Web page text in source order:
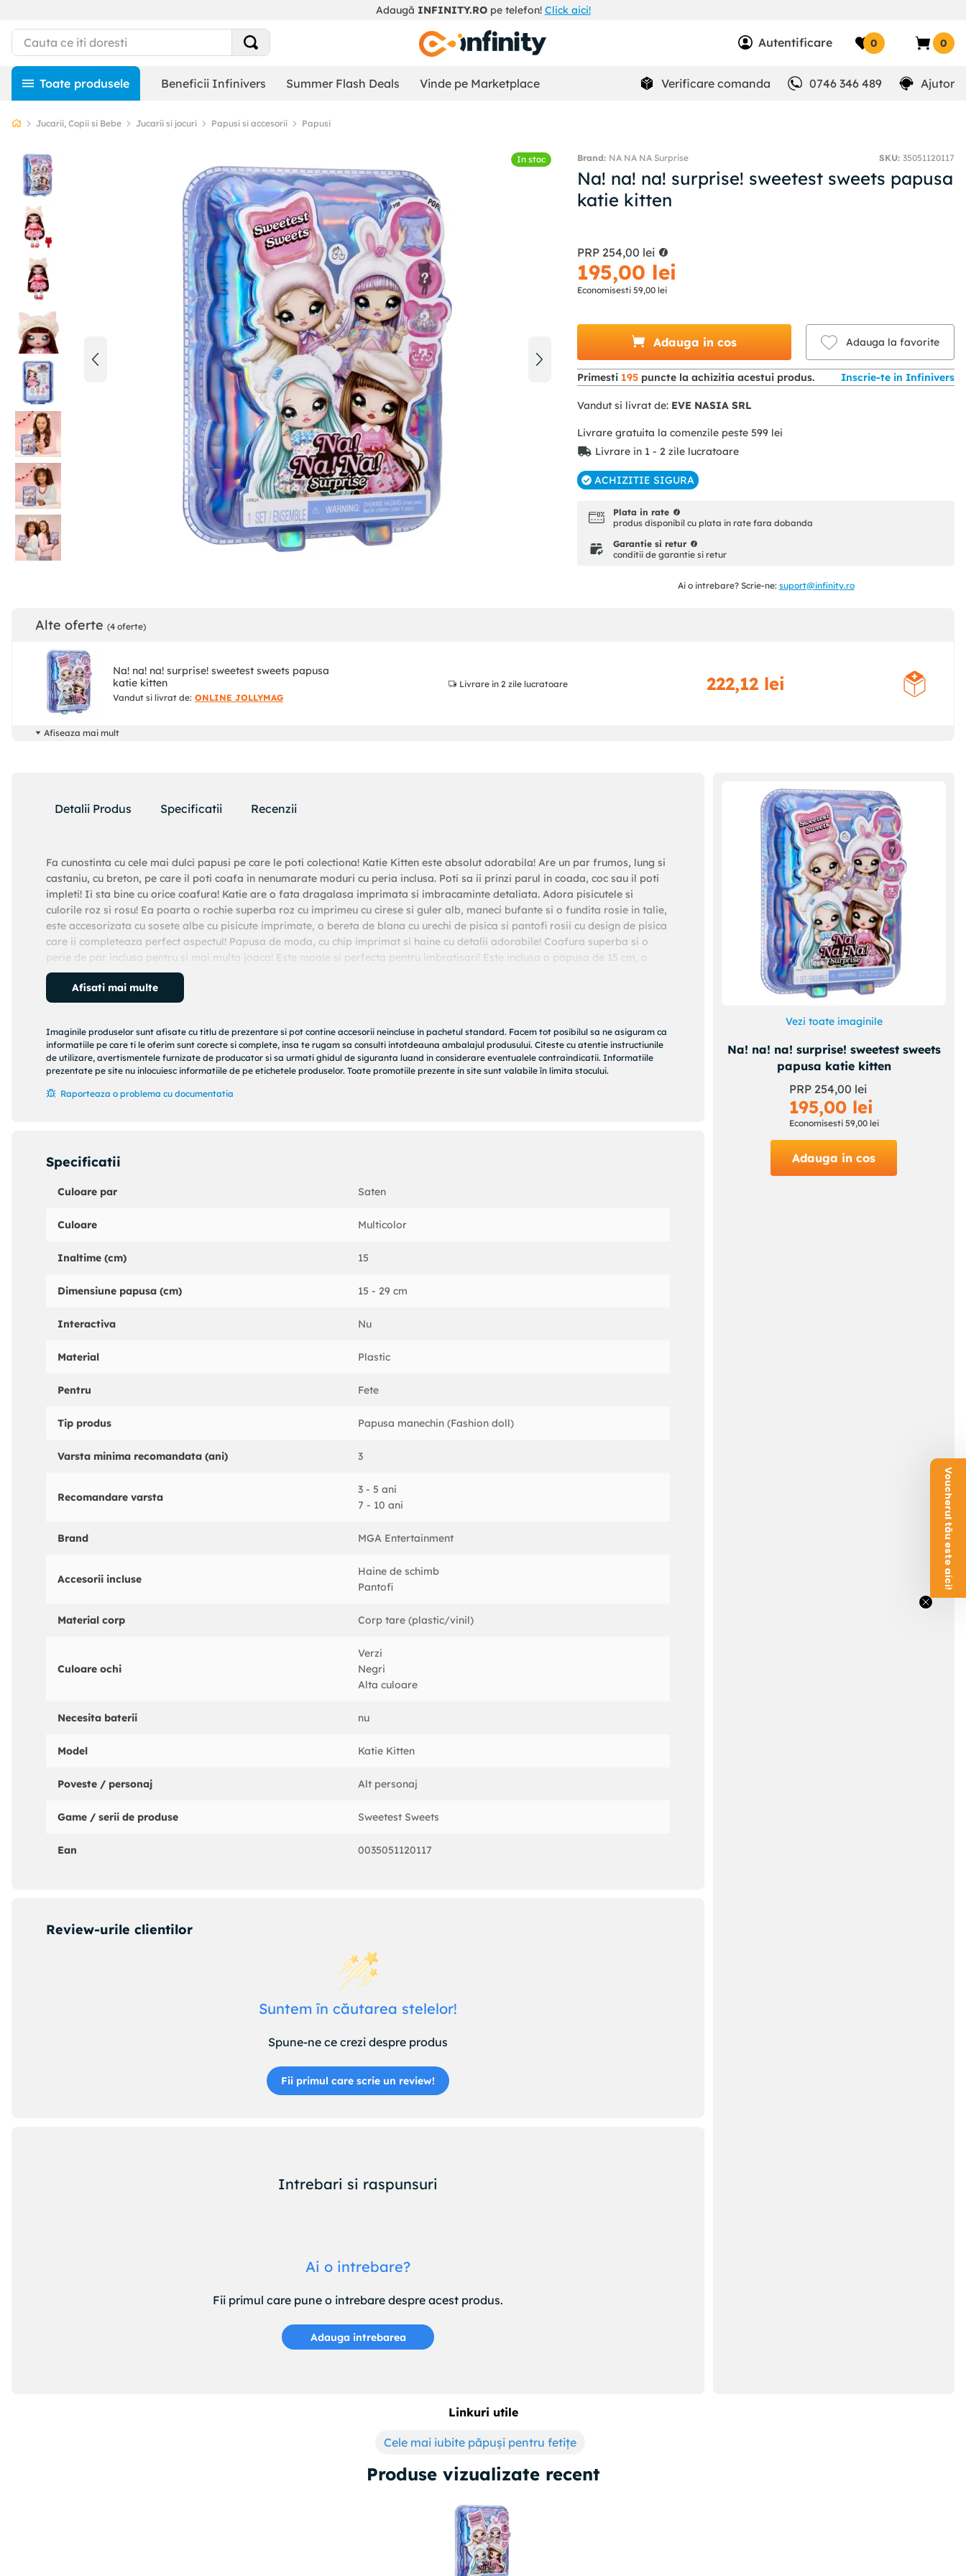
Adaugă INFINITY.ROpe telefon! Click aici!
Autentificare 0 0
Beneficii Infinivers Summer Flash Deals Vinde pe Marketplace Verificare comanda 0746 346 489 Ajutor
Jucarii, Copii si Bebe Jucarii si jocuri Papusi si accesorii Papusi
In stoc NA NA NA Surprise SKU: 35051120117
Na! na! na! surprise! sweetest sweets papusa
katie kitten
PRP 254,00 lei
195,00 lei
Economisesti59,00 lei
Adauga in cos Adauga la favorite
Primesti 195 puncte la achizitia acestui produs. Inscrie-te in Infinivers
Vandut si livrat de: EVE NASIA SRL
Livrare gratuita la comenzile peste 599 lei
Livrare in 1 - 2 zile lucratoare
ACHIZITIE SIGURA
Plata in rate
produs disponibil cu plata in rate fara dobanda
Garantie si retur
conditii de garantie si retur
Ai o intrebare? Scrie-ne: suport@infinity.ro
Alte oferte (4 oferte)
Na! na! na! surprise! sweetest sweets papusa
katie kitten
Vandut si livrat de: ONLINE JOLLYMAG
Livrare in 2 zile lucratoare 222,12 lei
Afiseaza mai mult
Detalii Produs Specificatii Recenzii
Fa cunostinta cu cele mai dulci papusi pe care le poti colectiona! Katie Kitten este absolut adorabila! Are un par frumos, lung si
castaniu, cu breton, pe care il poti coafa in nenumarate moduri cu peria inclusa. Poti sa ii prinzi parul in coada, coc sau il poti
impleti! Ii sta bine cu orice coafura! Katie are o fata dragalasa imprimata si imbracaminte detaliata. Adora pisicutele si
culorile roz si rosu! Ea poarta o rochie superba roz cu imprimeu cu cirese si guler alb, maneci bufante si o fundita rosie in talie,
este accesorizata cu sosete albe cu pisicute imprimate, o bereta de blana cu urechi de pisica si pantofi rosii cu design de pisica
care ii completeaza perfect aspectul! Papusa de moda, cu chip imprimat si haine cu detalii adorabile! Coafura superba si o
perie de par inclusa pentru si mai multa joaca! Este moale si perfecta pentru imbratisari! Este inclusa o papusa de 15 cm, o
tinuta completa inclusiv pantofi si o perie de par. Pentru si mai multa distractie, poti colectiona toate cele 4 papusi Sweetest
Sweets - Katie Kitten, Lily Llama, Brianna Bear si Bailey Bunny. Papusile Sweetest Sweets sunt cadoul perfect pentru copiii cu
varsta de peste 3 ani!
Afisati mai multe
Imaginile produselor sunt afisate cu titlu de prezentare si pot contine accesorii neincluse in pachetul standard. Facem tot posibilul sa ne asiguram ca
informatiile pe care ti le oferim sunt corecte si complete, insa te rugam sa consulti intotdeauna ambalajul produsului. Citeste cu atentie instructiunile
de utilizare, avertismentele furnizate de producator si sa urmati ghidul de siguranta luand in considerare eventualele contraindicatii. Informatiile
prezentate pe site nu inlocuiesc informatiile de pe etichetele produselor. Toate promotiile prezente in site sunt valabile în limita stocului.
Raporteaza o problema cu documentatia
Specificatii
Culoare par Saten
Culoare Multicolor
Inaltime (cm) 15
Dimensiune papusa (cm) 15 - 29 cm
Interactiva Nu
Material Plastic
Pentru Fete
Tip produs Papusa manechin (Fashion doll)
Varsta minima recomandata (ani) 3
Recomandare varsta
3 - 5 ani
7 - 10 ani
Brand MGA Entertainment
Accesorii incluse
Haine de schimb
Pantofi
Material corp Corp tare (plastic/vinil)
Culoare ochi
Verzi
Negri
Alta culoare
Necesita baterii nu
Model Katie Kitten
Poveste / personaj Alt personaj
Game / serii de produse Sweetest Sweets
Ean 0035051120117
Review-urile clientilor
Suntem în căutarea stelelor!
Spune-ne ce crezi despre produs
Fii primul care scrie un review!
Intrebari si raspunsuri
Ai o intrebare?
Fii primul care pune o intrebare despre acest produs.
Adauga intrebarea
Vezi toate imaginile
Na! na! na! surprise! sweetest sweets
papusa katie kitten
PRP 254,00 lei
195,00 lei
Economisesti 59,00 lei
Adauga in cos
Linkuri utile
Cele mai iubite păpuși pentru fetițe
Produse vizualizate recent
Voucherul tău este aici!